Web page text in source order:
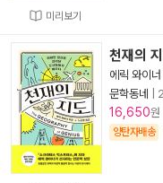
미리보기
천재의
에릭 와이너
문학동네
16,650
양탄자배송